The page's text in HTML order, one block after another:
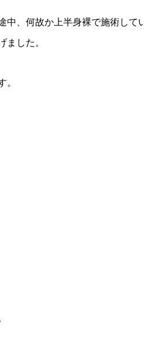
中、何故か上半身裸で施術して
ました。
。